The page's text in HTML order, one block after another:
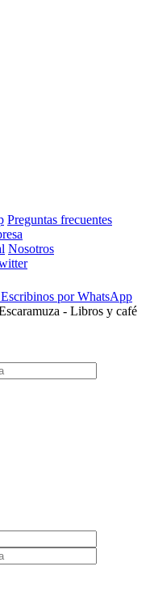
Preguntas frecuentes
Nosotros
Escribinos por WhatsApp
- Libros y café